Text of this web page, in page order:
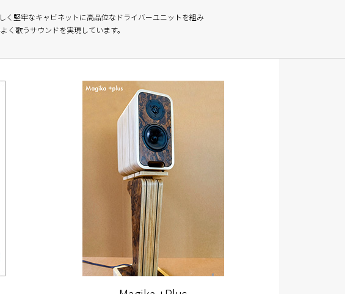
堅牢なキャビネットに高品位なドライバーユニットを組み
歌うサウンドを実現しています。